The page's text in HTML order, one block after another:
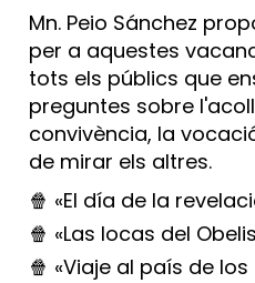
Mn. Peio Sánchez
per a aquestes
tots els públics que
preguntes sobre
convivència, la
de mirar els altres.
🍿 «El día de la
🍿 «Las locas del
🍿 «Viaje al país de